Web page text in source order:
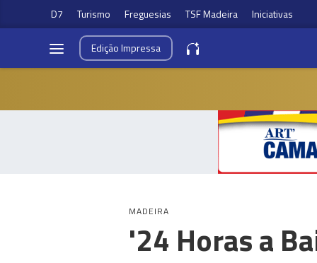
D7 Turismo Freguesias TSF Madeira Iniciativas
EdiçãoImpressa
MADEIRA
'24 Horas a